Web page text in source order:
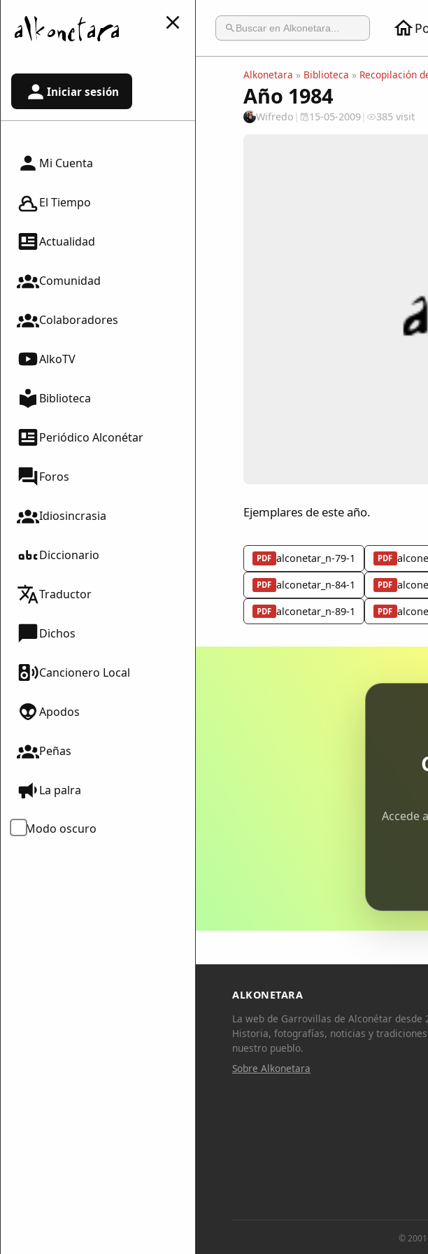
Iniciar sesión
Mi Cuenta
El Tiempo
Actualidad
Comunidad
Colaboradores
AlkoTV
Biblioteca
Periódico Alconétar
Foros
Idiosincrasia
Diccionario
Traductor
Dichos
Cancionero Local
Apodos
Peñas
La palra
Modo oscuro
Alkonetara » Biblioteca » Recopilación
Año 1984
Wifredo | 15-05-2009| 385 visit
Ejemplares de este año.
PDF alconetar_n-79-1 PDF
PDF alconetar_n-84-1 PDF
PDF alconetar_n-89-1 PDF
Accede
enlace
ALKONETARA
La web de Garrovillas de Alconétar desde
Historia, fotografías, noticias y
nuestro pueblo.
Sobre Alkonetara
©